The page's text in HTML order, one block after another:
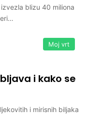
blizu 40 miliona
Moj vrt
i kako se
i mirisnih biljaka